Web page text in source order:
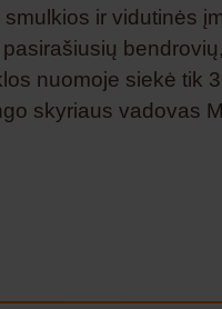
ir vidutinės
nuomoje siekė tik
skyriaus vadovas